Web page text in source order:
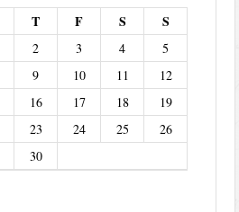
T F S S
2 3 4
5
9 10 11
12
16 17 18
19
23 24 25
26
30